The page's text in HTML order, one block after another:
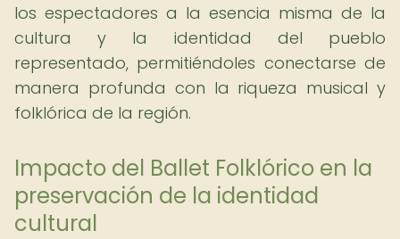
los espectadores a la esencia misma de la
cultura y la identidad del pueblo
representado, permitiéndoles conectarse de
manera profunda con la riqueza musical y
folklórica de la región.
Impacto del Ballet Folklórico en la
preservación de la identidad
cultural